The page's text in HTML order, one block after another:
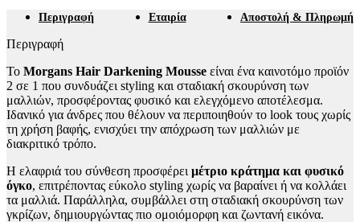
Περιγραφή Εταιρία Αποστολή & Πληρωμή
Περιγραφή
Το Morgans Hair Darkening Mousse είναι ένα καινοτόμο προϊόν
2 σε 1 που συνδυάζει styling και σταδιακή σκουρύνση των
μαλλιών, προσφέροντας φυσικό και ελεγχόμενο αποτέλεσμα.
Ιδανικό για άνδρες που θέλουν να περιποιηθούν το look τους χωρίς
τη χρήση βαφής, ενισχύει την απόχρωση των μαλλιών με
διακριτικό τρόπο.
Η ελαφριά του σύνθεση προσφέρει μέτριο κράτημα και φυσικό
όγκο, επιτρέποντας εύκολο styling χωρίς να βαραίνει ή να κολλάει
τα μαλλιά. Παράλληλα, συμβάλλει στη σταδιακή σκουρύνση των
γκρίζων, δημιουργώντας πιο ομοιόμορφη και ζωντανή εικόνα.